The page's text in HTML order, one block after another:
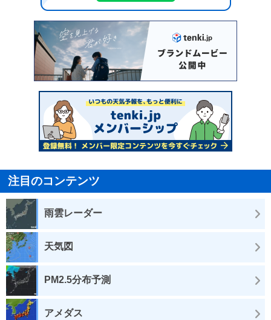
注目のコンテンツ
雨雲レーダー
天気図
PM2.5分布予測
アメダス